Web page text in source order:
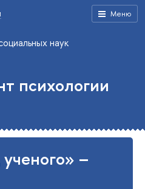
Меню
наук
психологии
–